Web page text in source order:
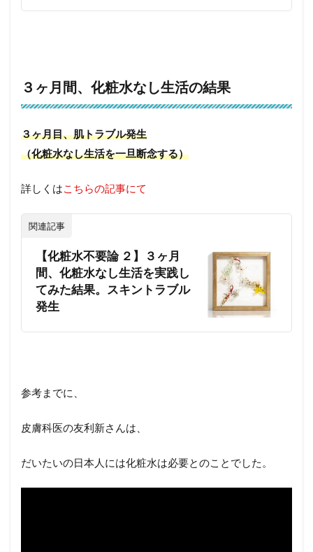
３ヶ月間、化粧水なし生活の結果
３ヶ月目、肌トラブル発生
（化粧水なし生活を一旦断念する）
詳しくはこちらの記事にて
関連記事
【化粧水不要論 ２】３ヶ月
間、化粧水なし生活を実践し
てみた結果。スキントラブル
発生
参考までに、
皮膚科医の友利新さんは、
だいたいの日本人には化粧水は必要とのことでした。